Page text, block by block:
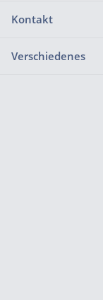
Kontakt
Verschiedenes